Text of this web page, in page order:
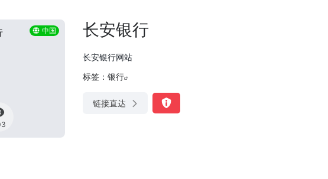
中国 长安银行
长安银行网站
标签： 银行
链接直达